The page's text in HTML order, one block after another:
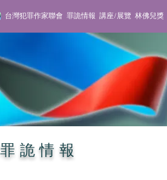
台灣犯罪作家聯會 罪詭情報 講座/展覽 林佛兒獎
罪詭情報